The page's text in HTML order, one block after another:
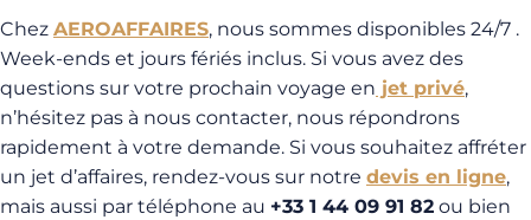
Chez AEROAFFAIRES, nous sommes disponibles 24/7 .
Week-ends et jours fériés inclus. Si vous avez des
questions sur votre prochain voyage en jet privé,
n’hésitez pas à nous contacter, nous répondrons
rapidement à votre demande. Si vous souhaitez affréter
un jet d’affaires, rendez-vous sur notre devis en ligne,
mais aussi par téléphone au +33 1 44 09 91 82 ou bien